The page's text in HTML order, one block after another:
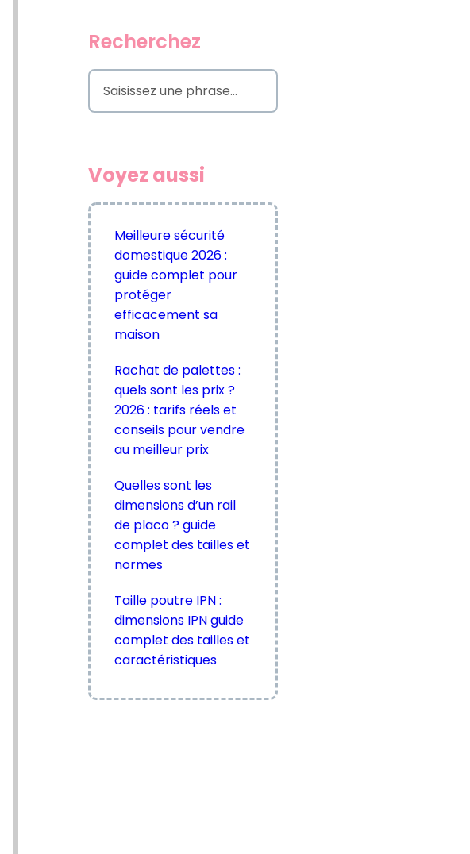
Recherchez
S
a
h
Voyez aussi
Meilleure sécurité
domestique 2026 :
guide complet pour
protéger
efficacement sa
maison
Rachat de palettes :
quels sont les prix ?
2026 : tarifs réels et
conseils pour vendre
au meilleur prix
Quelles sont les
dimensions d’un rail
de placo ? guide
complet des tailles et
normes
Taille poutre IPN :
dimensions IPN guide
complet des tailles et
caractéristiques